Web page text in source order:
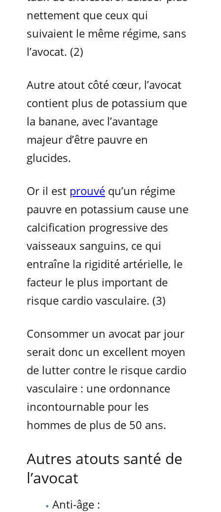
nettement que ceux qui
suivaient le même régime, sans
l’avocat. (2)
Autre atout côté cœur, l’avocat
contient plus de potassium que
la banane, avec l’avantage
majeur d’être pauvre en
glucides.
Or il est prouvé qu’un régime
pauvre en potassium cause une
calcification progressive des
vaisseaux sanguins, ce qui
entraîne la rigidité artérielle, le
facteur le plus important de
risque cardio vasculaire. (3)
Consommer un avocat par jour
serait donc un excellent moyen
de lutter contre le risque cardio
vasculaire : une ordonnance
incontournable pour les
hommes de plus de 50 ans.
Autres atouts santé de
l’avocat
Anti-âge :